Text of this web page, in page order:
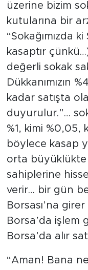
üzerine bizim
kutularına bir
“Sokağımızda
kasaptır
değerli sokak
Dükkanımızın
kadar satışta
duyurulur.”…
%1, kimi %0,05,
böylece kasap
orta büyüklükte
sahiplerine
verir… bir gün
Borsası’na
Borsa’da işlem
Borsa’da alır
“Aman! Bana